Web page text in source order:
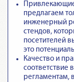
предлагаем
инженерный
стендов,
посетителей
это
Качество и
соответствие
регламентам,